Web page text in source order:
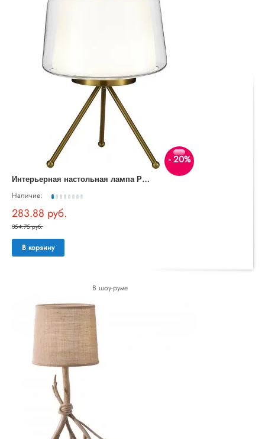
- 20%
И
нтерьерная настольная лампа Pandora SL6127.304.01
Наличие:
283.88 руб.
354.75 руб.
В корзину
В шоу-руме